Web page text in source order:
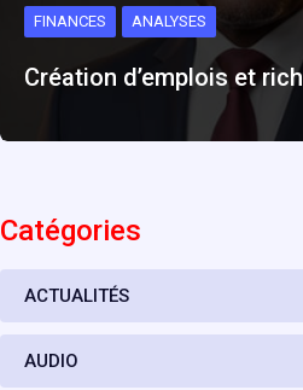
FINANCES ANALYSES
Création d’emplois et
Catégories
ACTUALITÉS
AUDIO